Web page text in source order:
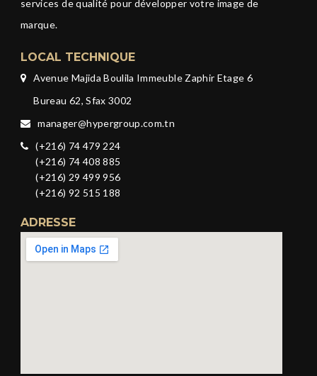
services de qualité pour développer votre image de
marque.
LOCAL TECHNIQUE
Avenue Majida Boulila Immeuble Zaphir Etage 6
Bureau 62, Sfax 3002
manager@hypergroup.com.tn
(+216) 74 479 224
(+216) 74 408 885
(+216) 29 499 956
(+216) 92 515 188
ADRESSE